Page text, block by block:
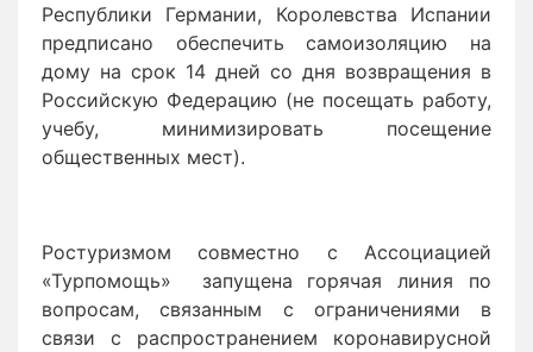
Республики Германии, Королевства Испании
предписано обеспечить самоизоляцию на
дому на срок 14 дней со дня возвращения в
Российскую Федерацию (не посещать работу,
учебу, минимизировать посещение
общественных мест).
Ростуризмом совместно с Ассоциацией
«Турпомощь» запущена горячая линия по
вопросам, связанным с ограничениями в
связи с распространением коронавирусной